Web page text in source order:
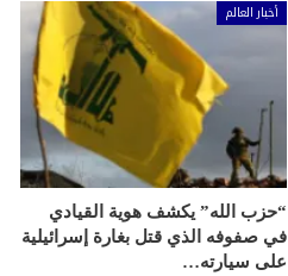
أخبار العالم
“حزب الله” يكشف هوية القيادي
في صفوفه الذي قتل بغارة إسرائيلية
على سيارته…